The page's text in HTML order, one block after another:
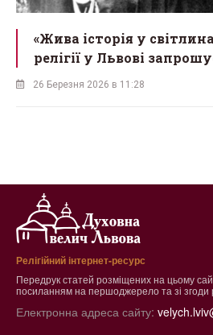
«Жива історія у
релігії у Львові
26 Березня 2026 в 11:28
Релігійний інтернет-ресурс
Передрук статей розміщених на цьому
посиланням на першоджерело та зі згоди
Електронна адреса сайту: